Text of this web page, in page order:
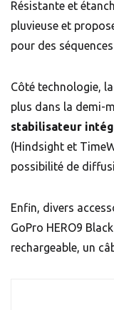
Résistante et
pluvieuse et
pour des
Côté technologie,
plus dans la demi-
stabilisateur
(Hindsight et
possibilité de
Enfin, divers
GoPro HERO9
rechargeable, un